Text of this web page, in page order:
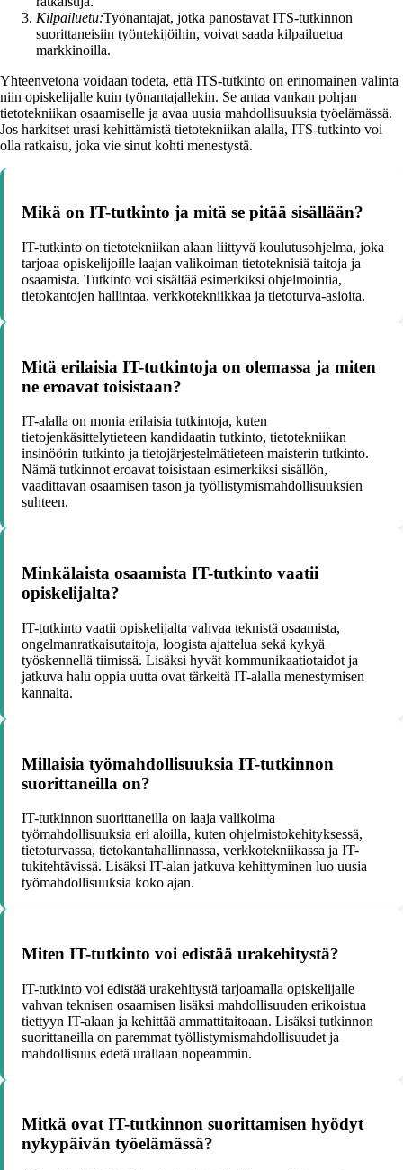
Kilpailuetu:Työnantajat, jotka panostavat ITS-tutkinnon
suorittaneisiin työntekijöihin, voivat saada kilpailuetua
markkinoilla.
Yhteenvetona voidaan todeta, että ITS-tutkinto on erinomainen valinta
niin opiskelijalle kuin työnantajallekin. Se antaa vankan pohjan
tietotekniikan osaamiselle ja avaa uusia mahdollisuuksia työelämässä.
Jos harkitset urasi kehittämistä tietotekniikan alalla, ITS-tutkinto voi
olla ratkaisu, joka vie sinut kohti menestystä.
Mikä on IT-tutkinto ja mitä se pitää sisällään?
IT-tutkinto on tietotekniikan alaan liittyvä koulutusohjelma, joka
tarjoaa opiskelijoille laajan valikoiman tietoteknisiä taitoja ja
osaamista. Tutkinto voi sisältää esimerkiksi ohjelmointia,
tietokantojen hallintaa, verkkotekniikkaa ja tietoturva-asioita.
Mitä erilaisia IT-tutkintoja on olemassa ja miten
ne eroavat toisistaan?
IT-alalla on monia erilaisia tutkintoja, kuten
tietojenkäsittelytieteen kandidaatin tutkinto, tietotekniikan
insinöörin tutkinto ja tietojärjestelmätieteen maisterin tutkinto.
Nämä tutkinnot eroavat toisistaan esimerkiksi sisällön,
vaadittavan osaamisen tason ja työllistymismahdollisuuksien
suhteen.
Minkälaista osaamista IT-tutkinto vaatii
opiskelijalta?
IT-tutkinto vaatii opiskelijalta vahvaa teknistä osaamista,
ongelmanratkaisutaitoja, loogista ajattelua sekä kykyä
työskennellä tiimissä. Lisäksi hyvät kommunikaatiotaidot ja
jatkuva halu oppia uutta ovat tärkeitä IT-alalla menestymisen
kannalta.
Millaisia työmahdollisuuksia IT-tutkinnon
suorittaneilla on?
IT-tutkinnon suorittaneilla on laaja valikoima
työmahdollisuuksia eri aloilla, kuten ohjelmistokehityksessä,
tietoturvassa, tietokantahallinnassa, verkkotekniikassa ja IT-
tukitehtävissä. Lisäksi IT-alan jatkuva kehittyminen luo uusia
työmahdollisuuksia koko ajan.
Miten IT-tutkinto voi edistää urakehitystä?
IT-tutkinto voi edistää urakehitystä tarjoamalla opiskelijalle
vahvan teknisen osaamisen lisäksi mahdollisuuden erikoistua
tiettyyn IT-alaan ja kehittää ammattitaitoaan. Lisäksi tutkinnon
suorittaneilla on paremmat työllistymismahdollisuudet ja
mahdollisuus edetä urallaan nopeammin.
Mitkä ovat IT-tutkinnon suorittamisen hyödyt
nykypäivän työelämässä?